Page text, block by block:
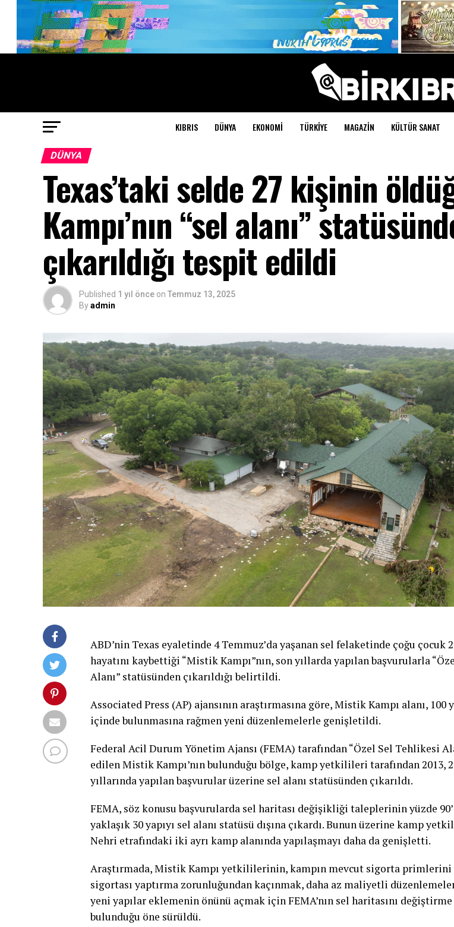
KIBRIS DÜNYA EKONOMI TÜRKIYE MAGAZIN KÜLTÜR SANAT
DÜNYA
Texas’taki selde 27 kişinin
Kampı’nın “sel alanı”
çıkarıldığı tespit edildi
Published 1 yıl önce on Temmuz 13, 2025
Byadmin
ABD’nin Texas eyaletinde 4 Temmuz’da yaşanan sel felaketinde çoğu çocuk
hayatını kaybettiği “Mistik Kampı”nın, son yıllarda yapılan başvurularla
Alanı” statüsünden çıkarıldığı belirtildi.
Associated Press (AP) ajansının araştırmasına göre, Mistik Kampı alanı, 100
içinde bulunmasına rağmen yeni düzenlemelerle genişletildi.
Federal Acil Durum Yönetim Ajansı (FEMA) tarafından “Özel Sel Tehlikesi
edilen Mistik Kampı’nın bulunduğu bölge, kamp yetkilileri tarafından 2013,
yıllarında yapılan başvurular üzerine sel alanı statüsünden çıkarıldı.
FEMA, söz konusu başvurularda sel haritası değişikliği taleplerinin yüzde
yaklaşık 30 yapıyı sel alanı statüsü dışına çıkardı. Bunun üzerine kamp
Nehri etrafındaki iki ayrı kamp alanında yapılaşmayı daha da genişletti.
Araştırmada, Mistik Kampı yetkililerinin, kampın mevcut sigorta primlerini
sigortası yaptırma zorunluğundan kaçınmak, daha az maliyetli
yeni yapılar eklemenin önünü açmak için FEMA’nın sel haritasını
bulunduğu öne sürüldü.